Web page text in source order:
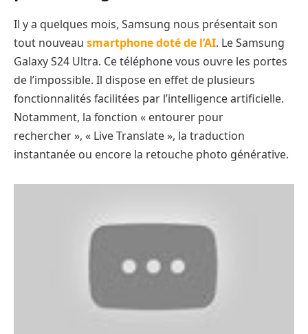
Il y a quelques mois, Samsung nous présentait son
tout nouveau smartphone doté de l’AI. Le Samsung
Galaxy S24 Ultra. Ce téléphone vous ouvre les portes
de l’impossible. Il dispose en effet de plusieurs
fonctionnalités facilitées par l’intelligence artificielle.
Notamment, la fonction « entourer pour
rechercher », « Live Translate », la traduction
instantanée ou encore la retouche photo générative.